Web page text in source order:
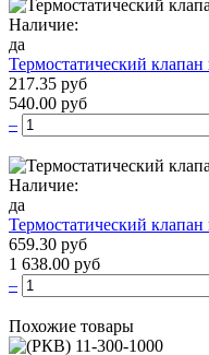
Наличие:
да
Термостатический
217.35 руб
540.00 руб
–
Наличие:
да
Термостатический
659.30 руб
1 638.00 руб
–
Похожие товары